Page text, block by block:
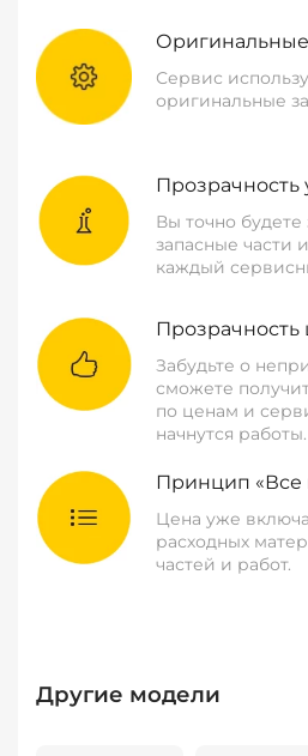
Оригинальные
Сервис
оригинальные
Прозрачность
Вы точно будете
запасные части
каждый
Прозрачность
Забудьте о
сможете
по ценам и
начнутся работы.
Принцип «Все
Цена уже
расходных
частей и работ.
Другие модели